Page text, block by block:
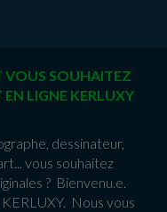
VOUS SOUHAITEZ
EN LIGNE KERLUXY
dessinateur,
vous souhaitez
? Bienvenu.e.
Nous vous